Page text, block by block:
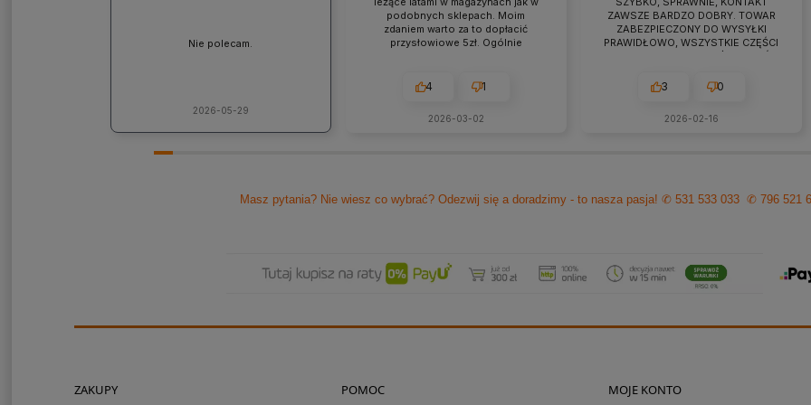
Nie polecam.
2026-05-29
podobnych sklepach. Moim
zdaniem warto za to dopłacić
przysłowiowe 5zł. Ogólnie
jakieś problemy zawsze można
liczyć na szybką pomoc czy
Polecam z czystym sumieniem!
4 1
2026-03-02
ZAWSZE BARDZO DOBRY. TOWAR
ZABEZPIECZONY DO WYSYŁKI
PRAWIDŁOWO, WSZYSTKIE CZĘŚCI
BYŁY W ZESTAWIE. jEŻELI KTOŚ
WARTO TUTAJ
3 0
2026-02-16
Masz pytania? Nie wiesz co wybrać? Odezwij się a doradzimy - to nasza pasja!✆ 531 533 033 ✆ 796 521
ZAKUPY POMOC MOJE KONTO